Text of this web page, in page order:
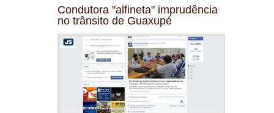
Condutora "alfineta" imprudência
no trânsito de Guaxupé